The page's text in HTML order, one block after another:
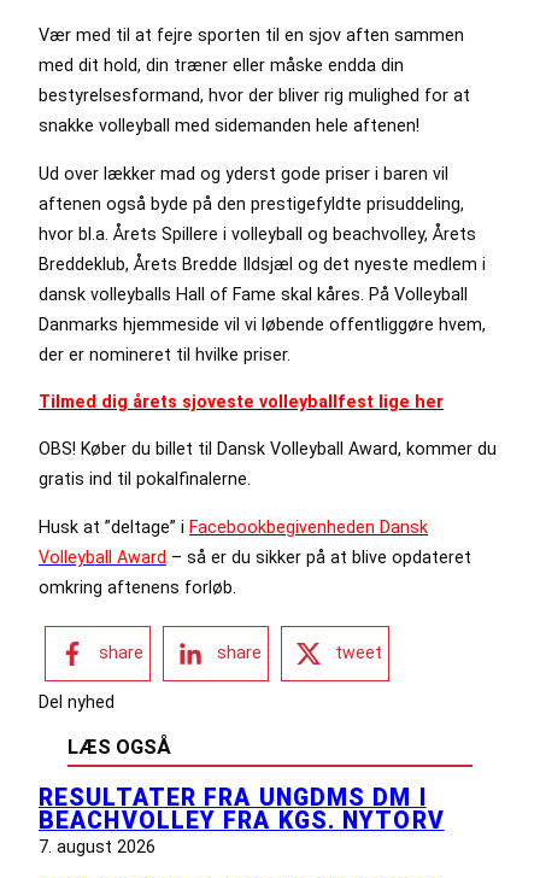
Vær med til at fejre sporten til en sjov aften sammen
med dit hold, din træner eller måske endda din
bestyrelsesformand, hvor der bliver rig mulighed for at
snakke volleyball med sidemanden hele aftenen!
Ud over lækker mad og yderst gode priser i baren vil
aftenen også byde på den prestigefyldte prisuddeling,
hvor bl.a. Årets Spillere i volleyball og beachvolley, Årets
Breddeklub, Årets Bredde Ildsjæl og det nyeste medlem i
dansk volleyballs Hall of Fame skal kåres. På Volleyball
Danmarks hjemmeside vil vi løbende offentliggøre hvem,
der er nomineret til hvilke priser.
Tilmed dig årets sjoveste volleyballfest lige her
OBS! Køber du billet til Dansk Volleyball Award, kommer du
gratis ind til pokalfinalerne.
Husk at ”deltage” i Facebookbegivenheden Dansk
Volleyball Award – så er du sikker på at blive opdateret
omkring aftenens forløb.
share share tweet
Del nyhed
LÆS OGSÅ
RESULTATER FRA UNGDMS DM I
BEACHVOLLEY FRA KGS. NYTORV
7. august 2026